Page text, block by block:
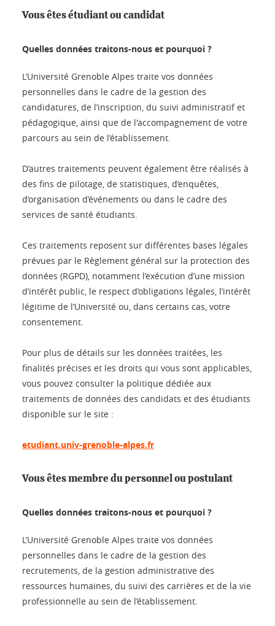
Vous êtes étudiant ou candidat
Quelles données traitons-nous et pourquoi ?
L’Université Grenoble Alpes traite vos données
personnelles dans le cadre de la gestion des
candidatures, de l’inscription, du suivi administratif et
pédagogique, ainsi que de l'accompagnement de votre
parcours au sein de l’établissement.
D’autres traitements peuvent également être réalisés à
des fins de pilotage, de statistiques, d’enquêtes,
d’organisation d’événements ou dans le cadre des
services de santé étudiants.
Ces traitements reposent sur différentes bases légales
prévues par le Règlement général sur la protection des
données (RGPD), notamment l’exécution d’une mission
d’intérêt public, le respect d’obligations légales, l’intérêt
légitime de l’Université ou, dans certains cas, votre
consentement.
Pour plus de détails sur les données traitées, les
finalités précises et les droits qui vous sont applicables,
vous pouvez consulter la politique dédiée aux
traitements de données des candidats et des étudiants
disponible sur le site :
etudiant.univ-grenoble-alpes.fr
Vous êtes membre du personnel ou postulant
Quelles données traitons-nous et pourquoi ?
L’Université Grenoble Alpes traite vos données
personnelles dans le cadre de la gestion des
recrutements, de la gestion administrative des
ressources humaines, du suivi des carrières et de la vie
professionnelle au sein de l’établissement.